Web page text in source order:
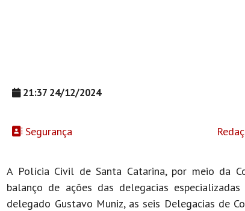
21:37 24/12/2024
Segurança
A Polícia Civil de Santa Catarina, por meio da
balanço de ações das delegacias
delegado Gustavo Muniz, as seis Delegacias de